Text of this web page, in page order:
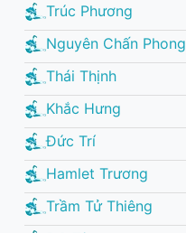
Trúc Phương
Nguyên Chấn Phong
Thái Thịnh
Khắc Hưng
Đức Trí
Hamlet Trương
Trầm Tử Thiêng